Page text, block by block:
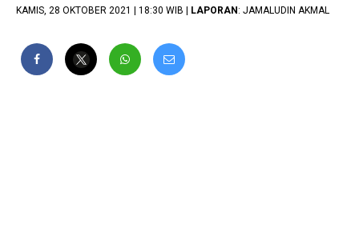
KAMIS, 28 OKTOBER 2021 | 18:30 WIB | LAPORAN: JAMALUDIN AKMAL